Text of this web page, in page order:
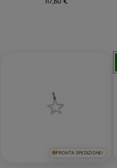
PRONTA SPEDIZIONE!